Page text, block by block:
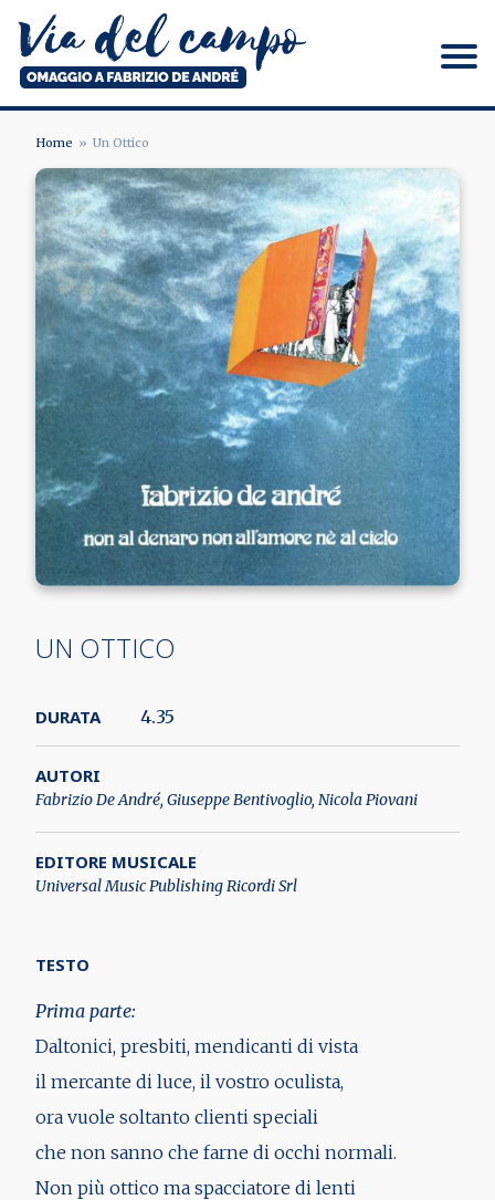
contenuto
principale
Via del campo
BRICIOLE
DI
PANE
Home Un Ottico
UN OTTICO
DURATA 4.35
AUTORI
Fabrizio De André, Giuseppe Bentivoglio, Nicola Piovani
EDITORE MUSICALE
Universal Music Publishing Ricordi Srl
TESTO
Prima parte:
Daltonici, presbiti, mendicanti di vista
il mercante di luce, il vostro oculista,
ora vuole soltanto clienti speciali
che non sanno che farne di occhi normali.
Non più ottico ma spacciatore di lenti